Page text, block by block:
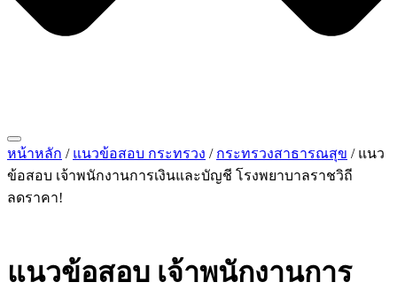
หน้าหลัก / แนวข้อสอบ กระทรวง / กระทรวงสาธารณสุข / แนว
ข้อสอบ เจ้าพนักงานการเงินและบัญชี โรงพยาบาลราชวิถี
ลดราคา!
แนวข้อสอบ เจ้าพนักงานการ